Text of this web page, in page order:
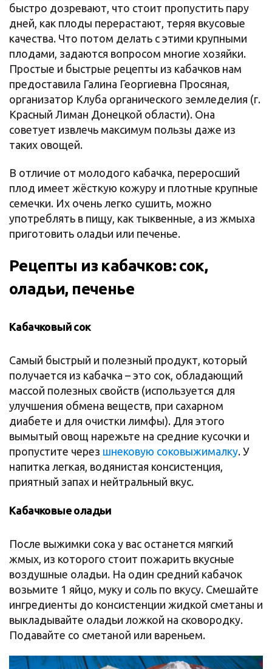
быстро дозревают, что стоит пропустить пару
дней, как плоды перерастают, теряя вкусовые
качества. Что потом делать с этими крупными
плодами, задаются вопросом многие хозяйки.
Простые и быстрые рецепты из кабачков нам
предоставила Галина Георгиевна Просяная,
организатор Клуба органического земледелия (г.
Красный Лиман Донецкой области). Она
советует извлечь максимум пользы даже из
таких овощей.
В отличие от молодого кабачка, переросший
плод имеет жёсткую кожуру и плотные крупные
семечки. Их очень легко сушить, можно
употреблять в пищу, как тыквенные, а из жмыха
приготовить оладьи или печенье.
Рецепты из кабачков: сок,
оладьи, печенье
Кабачковый сок
Самый быстрый и полезный продукт, который
получается из кабачка – это сок, обладающий
массой полезных свойств (используется для
улучшения обмена веществ, при сахарном
диабете и для очистки лимфы). Для этого
вымытый овощ нарежьте на средние кусочки и
пропустите через шнековую соковыжималку. У
напитка легкая, водянистая консистенция,
приятный запах и нейтральный вкус.
Кабачковые оладьи
После выжимки сока у вас останется мягкий
жмых, из которого стоит пожарить вкусные
воздушные оладьи. На один средний кабачок
возьмите 1 яйцо, муку и соль по вкусу. Смешайте
ингредиенты до консистенции жидкой сметаны и
выкладывайте оладьи ложкой на сковородку.
Подавайте со сметаной или вареньем.